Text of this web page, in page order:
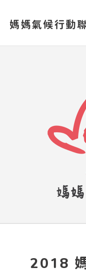
媽媽氣候行動
2018